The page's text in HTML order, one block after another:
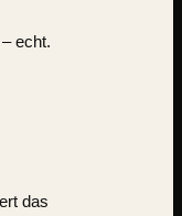
echt.
das